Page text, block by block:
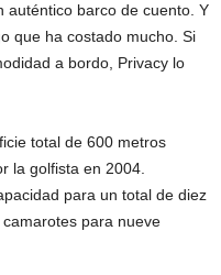
auténtico barco de cuento. Y
que ha costado mucho. Si
a bordo, Privacy lo
total de 600 metros
la golfista en 2004.
para un total de diez
para nueve